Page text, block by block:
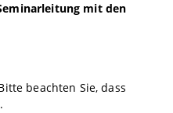
mit den
beachten Sie, dass